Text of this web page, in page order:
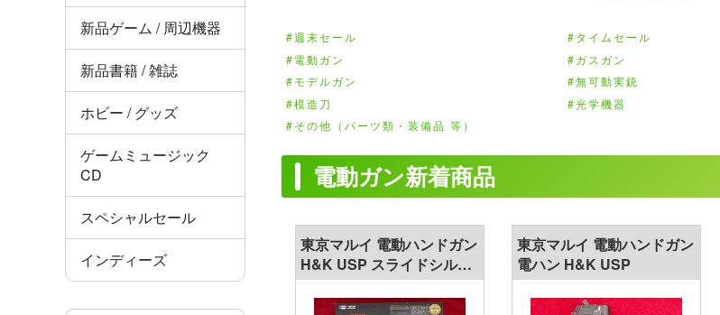
新品ゲーム / 周辺機器
新品書籍 / 雑誌
ホビー / グッズ
ゲームミュージック
CD
スペシャルセール
インディーズ
週末セール タイムセール
電動ガン
ガスガン
モデルガン
無可動実銃
模造刀
光学機器
その他（パーツ類・装備品 等）
電動ガン新着商品
東京マルイ 電動ハンドガン
H&K USP スライドシルバ
ー スペアマガジン付 リポ
化
東京マルイ 電動ハンドガン
電ハン H&K USP